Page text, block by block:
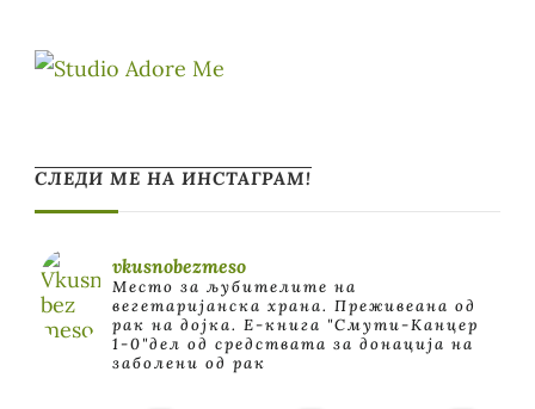
СЛЕДИ МЕ НА ИНСТАГРАМ!
vkusnobezmeso
Место за љубителите на
вегетаријанска храна. Преживеана од
рак на дојка. E-книга "Смути-Канцер
1-0"дел од средствата за донација на
заболени од рак